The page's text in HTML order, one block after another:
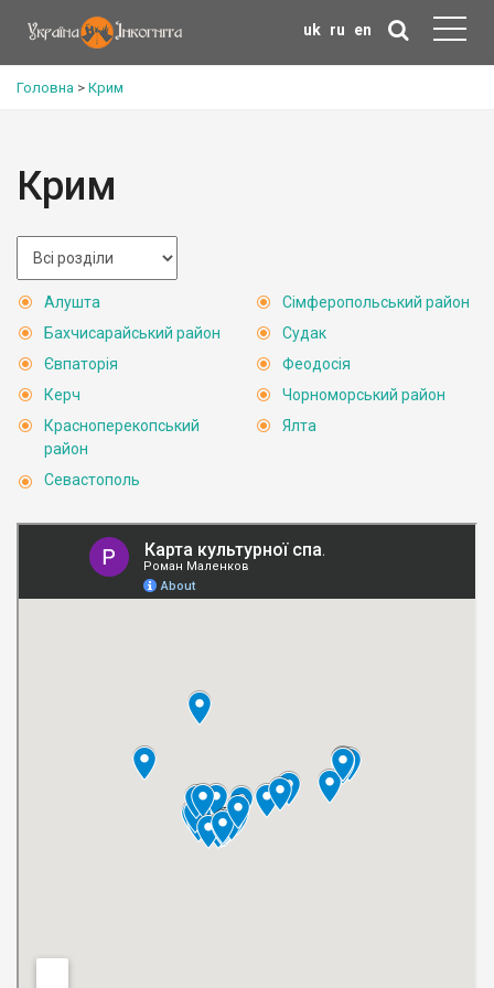
uk ru en
Головна > Крим
Крим
Алушта
Бахчисарайський район
Євпаторія
Керч
Красноперекопський
район
Севастополь
Сімферопольський район
Судак
Феодосія
Чорноморський район
Ялта